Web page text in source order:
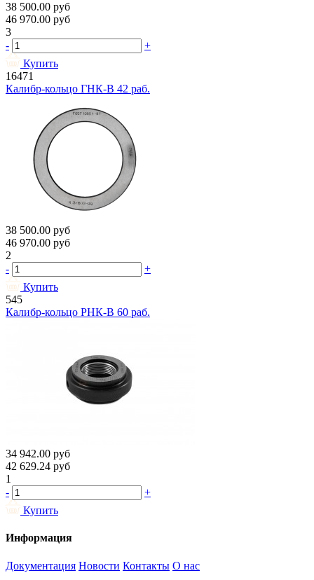
38 500.00 руб
46 970.00 руб
3
-
+
Купить
16471
Калибр-кольцо ГНК-В 42 раб.
38 500.00 руб
46 970.00 руб
2
-
+
Купить
545
Калибр-кольцо РНК-В 60 раб.
34 942.00 руб
42 629.24 руб
1
-
+
Купить
Информация
Документация Новости Контакты О нас